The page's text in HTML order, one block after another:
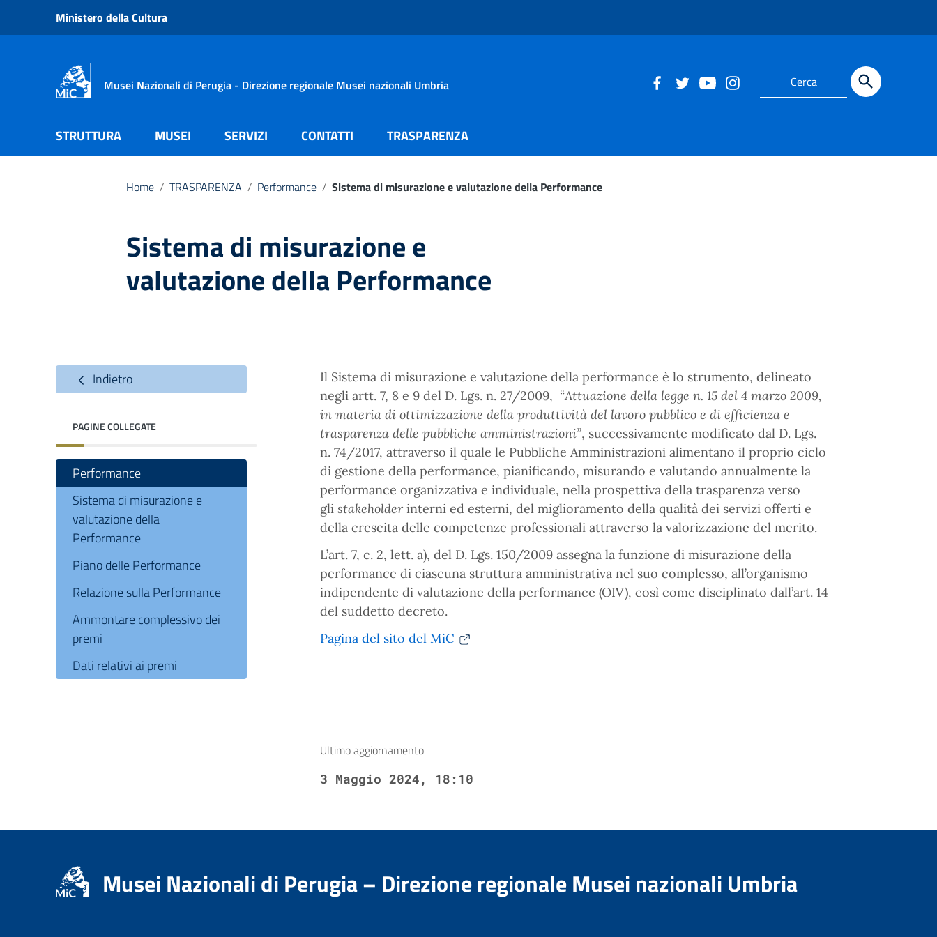
Vai ai contenuti
Vai al menu di navigazione
Ministero della Cultura
Musei Nazionali di Perugia - Direzione regionale Musei nazionali Umbria
STRUTTURA MUSEI SERVIZI CONTATTI TRASPARENZA
Home / TRASPARENZA / Performance / Sistema di misurazione e valutazione della Performance
Sistema di misurazione e
valutazione della Performance
Indietro
PAGINE COLLEGATE
Performance
Sistema di misurazione e
valutazione della
Performance
Piano delle Performance
Relazione sulla Performance
Ammontare complessivo dei
premi
Dati relativi ai premi
Il Sistema di misurazione e valutazione della performance è lo strumento, delineato
negli artt. 7, 8 e 9 del D. Lgs. n. 27/2009, “Attuazione della legge n. 15 del 4 marzo 2009,
in materia di ottimizzazione della produttività del lavoro pubblico e di efficienza e
trasparenza delle pubbliche amministrazioni”, successivamente modificato dal D. Lgs.
n. 74/2017, attraverso il quale le Pubbliche Amministrazioni alimentano il proprio ciclo
di gestione della performance, pianificando, misurando e valutando annualmente la
performance organizzativa e individuale, nella prospettiva della trasparenza verso
gli stakeholder interni ed esterni, del miglioramento della qualità dei servizi offerti e
della crescita delle competenze professionali attraverso la valorizzazione del merito.
L’art. 7, c. 2, lett. a), del D. Lgs. 150/2009 assegna la funzione di misurazione della
performance di ciascuna struttura amministrativa nel suo complesso, all’organismo
indipendente di valutazione della performance (OIV), così come disciplinato dall’art. 14
del suddetto decreto.
Pagina del sito del MiC
Ultimo aggiornamento
3 Maggio 2024, 18:10
Musei Nazionali di Perugia – Direzione regionale Musei nazionali Umbria